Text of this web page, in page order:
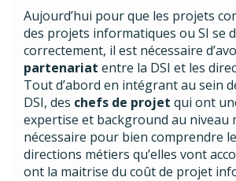
Aujourd’hui pour que les projets
des projets informatiques ou SI se
correctement, il est nécessaire
partenariat entre la DSI et les
Tout d’abord en intégrant au sein
DSI, des chefs de projet qui ont
expertise et background au niveau
nécessaire pour bien comprendre
directions métiers qu’elles vont
ont la maitrise du coût de projet